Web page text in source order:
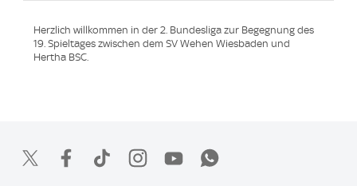
Herzlich willkommen in der 2. Bundesliga zur Begegnung des
19. Spieltages zwischen dem SV Wehen Wiesbaden und
Hertha BSC.